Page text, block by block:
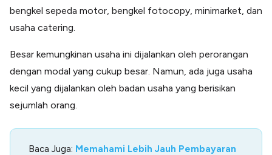
bengkel sepeda motor, bengkel fotocopy, minimarket, dan
usaha catering.
Besar kemungkinan usaha ini dijalankan oleh perorangan
dengan modal yang cukup besar. Namun, ada juga usaha
kecil yang dijalankan oleh badan usaha yang berisikan
sejumlah orang.
Baca Juga: Memahami Lebih Jauh Pembayaran